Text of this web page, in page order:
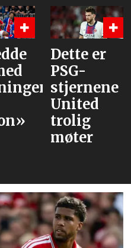
er
Våre
av laget
mot PSG